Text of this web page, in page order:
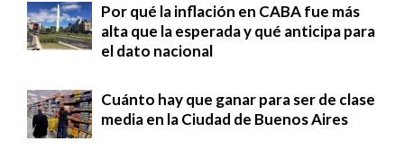
Por qué la inflación en CABA fue más
alta que la esperada y qué anticipa para
el dato nacional
Cuánto hay que ganar para ser de clase
media en la Ciudad de Buenos Aires